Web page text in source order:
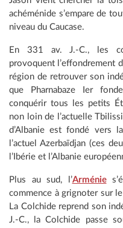
achéménide s’empare de
niveau du Caucase.
En 331 av. J.-C., les
provoquent l’effondrement
région de retrouver son
que Pharnabaze Ier
conquérir tous les petits
non loin de l’actuelle
d’Albanie est fondé vers
l’actuel Azerbaïdjan (ces
l’Ibérie et l’Albanie
Plus au sud, l’Arménie
commence à grignoter sur
La Colchide reprend son
J.-C., la Colchide passe